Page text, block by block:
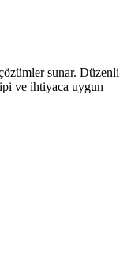
sunar. Düzenli
ve ihtiyaca uygun